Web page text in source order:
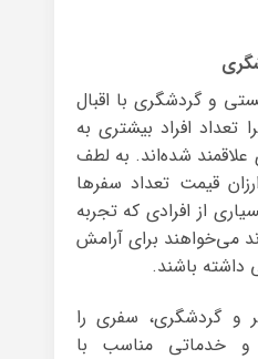
و گردشگری با اقبال
تعداد افراد بیشتری به
شده‌اند. به لطف
قیمت تعداد سفرها
از افرادی که تجربه‌
می‌خواهند برای آرامش
داشته باشند.
و گردشگری، سفری را
و خدماتی مناسب با